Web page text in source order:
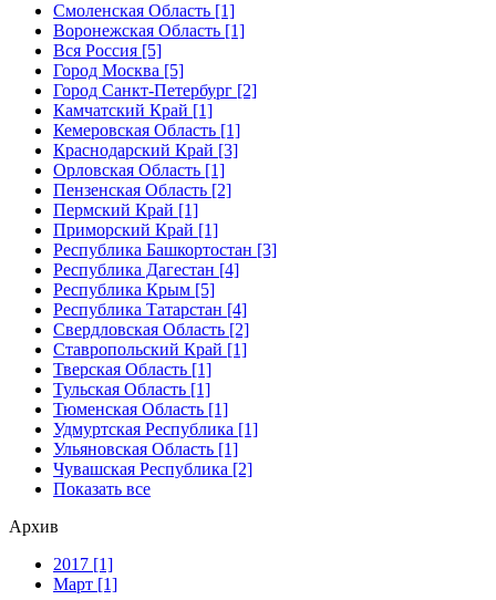
Смоленская Область [1]
Воронежская Область [1]
Вся Россия [5]
Город Москва [5]
Город Санкт-Петербург [2]
Камчатский Край [1]
Кемеровская Область [1]
Краснодарский Край [3]
Орловская Область [1]
Пензенская Область [2]
Пермский Край [1]
Приморский Край [1]
Республика Башкортостан [3]
Республика Дагестан [4]
Республика Крым [5]
Республика Татарстан [4]
Свердловская Область [2]
Ставропольский Край [1]
Тверская Область [1]
Тульская Область [1]
Тюменская Область [1]
Удмуртская Республика [1]
Ульяновская Область [1]
Чувашская Республика [2]
Показать все
Архив
2017 [1]
Март [1]